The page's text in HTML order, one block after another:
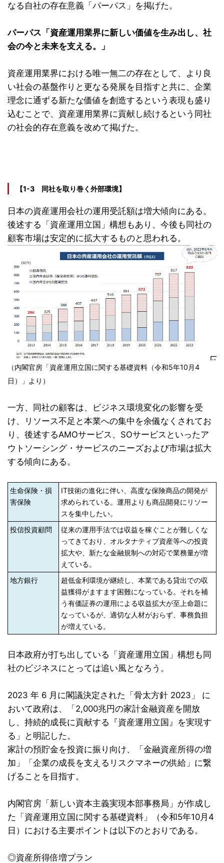
なる自社の存在意義「パーパス」を掲げた。
パーパス「資産運用業界に新しい価値を生み出し、社
会の今と未来を支える。」
資産運用業界における唯一無二の存在として、より良
い社会の基盤作りと更なる発展を目指すと共に、企業
理念に通ずる新たな価値を創造するという表現も盛り
込むことで、資産運用業界に貢献し続けるという同社
の社会的存在意義を改めて掲げた。
【1-3 同社を取り巻く外部環境】
日本の資産運用会社の運用受託額は増大傾向にある。
後述する「資産運用立国」構想もあり、今後も同社の
顧客市場は安定的に拡大するものと思われる。
（内閣官房「資産運用立国に関する基礎資料（令和5年10月4
日）」より）
一方、同社の顧客は、ビジネス環境変化の影響を受
け、リソース不足と本業への集中を余儀なくされてお
り、後述するAMOサービス、SOサービスといったア
ウトソーシング・サービスのニーズおよび市場は拡大
する傾向にある。
生命保険・損
害保険
IT技術の進化に伴い、高度な保険商品の開発が
求められている。運用よりも商品開発にリソー
スを集中したい。
投信投資顧問
従来の運用手法では収益を稼ぐことが難しくな
ってきており、オルタナティブ資産等への投資
拡大や、新たな金融規制への対応で業務量が増
えている。
地方銀行
超低金利環境が継続し、本業である貸出での収
益獲得がますます困難になっている。それを補
う有価証券の運用による収益拡大が至上命題に
なっているが、適切な人材がおらず、事務負担
が増えている。
日本政府が打ち出している「資産運用立国」構想も同
社のビジネスにとっては追い風となろう。
2023 年 6 月に閣議決定された「骨太方針 2023」 に
おいて政府は、「2,000兆円の家計金融資産を開放
し、持続的成長に貢献する『資産運用立国』を実現す
る」と明記した。
家計の預貯金を投資に振り向け、「金融資産所得の増
加」「企業の成長を支えるリスクマネーの供給」に繋
げることを目指す。
内閣官房「新しい資本主義実現本部事務局」が作成し
た「資産運用立国に関する基礎資料」（令和5年10月4
日）における主要ポイントは以下のとおりである。
◎資産所得倍増プラン